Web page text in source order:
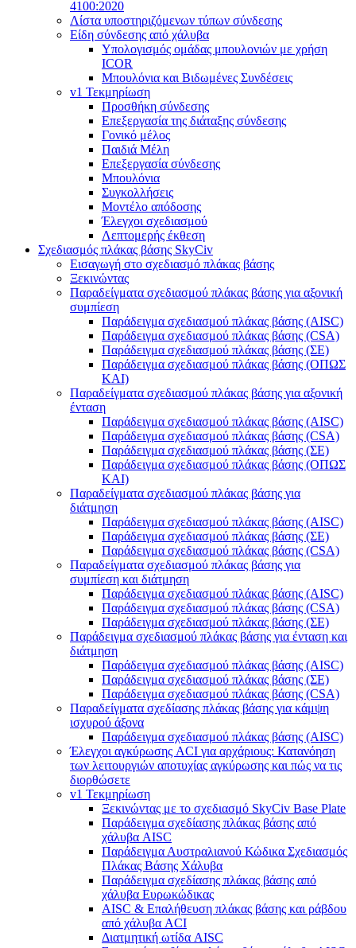
4100:2020
Λίστα υποστηριζόμενων τύπων σύνδεσης
Είδη σύνδεσης από χάλυβα
Υπολογισμός ομάδας μπουλονιών με χρήση
ICOR
Μπουλόνια και Βιδωμένες Συνδέσεις
v1 Τεκμηρίωση
Προσθήκη σύνδεσης
Επεξεργασία της διάταξης σύνδεσης
Γονικό μέλος
Παιδιά Μέλη
Επεξεργασία σύνδεσης
Μπουλόνια
Συγκολλήσεις
Μοντέλο απόδοσης
Έλεγχοι σχεδιασμού
Λεπτομερής έκθεση
Σχεδιασμός πλάκας βάσης SkyCiv
Εισαγωγή στο σχεδιασμό πλάκας βάσης
Ξεκινώντας
Παραδείγματα σχεδιασμού πλάκας βάσης για αξονική
συμπίεση
Παράδειγμα σχεδιασμού πλάκας βάσης (AISC)
Παράδειγμα σχεδιασμού πλάκας βάσης (CSA)
Παράδειγμα σχεδιασμού πλάκας βάσης (ΣΕ)
Παράδειγμα σχεδιασμού πλάκας βάσης (ΟΠΩΣ
ΚΑΙ)
Παραδείγματα σχεδιασμού πλάκας βάσης για αξονική
ένταση
Παράδειγμα σχεδιασμού πλάκας βάσης (AISC)
Παράδειγμα σχεδιασμού πλάκας βάσης (CSA)
Παράδειγμα σχεδιασμού πλάκας βάσης (ΣΕ)
Παράδειγμα σχεδιασμού πλάκας βάσης (ΟΠΩΣ
ΚΑΙ)
Παραδείγματα σχεδιασμού πλάκας βάσης για
διάτμηση
Παράδειγμα σχεδιασμού πλάκας βάσης (AISC)
Παράδειγμα σχεδιασμού πλάκας βάσης (ΣΕ)
Παράδειγμα σχεδιασμού πλάκας βάσης (CSA)
Παραδείγματα σχεδιασμού πλάκας βάσης για
συμπίεση και διάτμηση
Παράδειγμα σχεδιασμού πλάκας βάσης (AISC)
Παράδειγμα σχεδιασμού πλάκας βάσης (CSA)
Παράδειγμα σχεδιασμού πλάκας βάσης (ΣΕ)
Παράδειγμα σχεδιασμού πλάκας βάσης για ένταση και
διάτμηση
Παράδειγμα σχεδιασμού πλάκας βάσης (AISC)
Παράδειγμα σχεδιασμού πλάκας βάσης (ΣΕ)
Παράδειγμα σχεδιασμού πλάκας βάσης (CSA)
Παραδείγματα σχεδίασης πλάκας βάσης για κάμψη
ισχυρού άξονα
Παράδειγμα σχεδιασμού πλάκας βάσης (AISC)
Έλεγχοι αγκύρωσης ACI για αρχάριους: Κατανόηση
των λειτουργιών αποτυχίας αγκύρωσης και πώς να τις
διορθώσετε
v1 Τεκμηρίωση
Ξεκινώντας με το σχεδιασμό SkyCiv Base Plate
Παράδειγμα σχεδίασης πλάκας βάσης από
χάλυβα AISC
Παράδειγμα Αυστραλιανού Κώδικα Σχεδιασμός
Πλάκας Βάσης Χάλυβα
Παράδειγμα σχεδίασης πλάκας βάσης από
χάλυβα Ευρωκώδικας
AISC & Επαλήθευση πλάκας βάσης και ράβδου
από χάλυβα ACI
Διατμητική ωτίδα AISC